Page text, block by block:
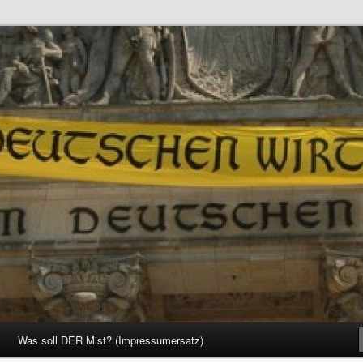
Was soll DER Mist? (Impressumersatz)